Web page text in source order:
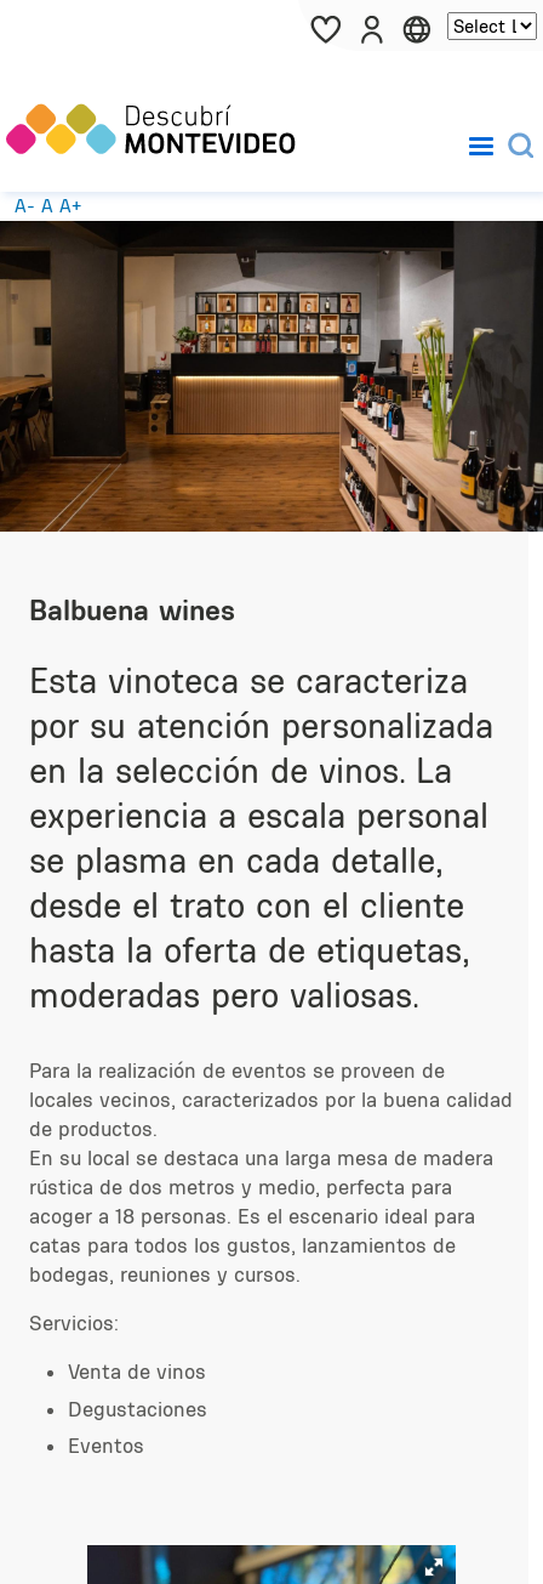
Pasar al contenido principal
A- A A+
Balbuena wines
Esta vinoteca se caracteriza
por su atención personalizada
en la selección de vinos. La
experiencia a escala personal
se plasma en cada detalle,
desde el trato con el cliente
hasta la oferta de etiquetas,
moderadas pero valiosas.
Para la realización de eventos se proveen de
locales vecinos, caracterizados por la buena calidad
de productos.
En su local se destaca una larga mesa de madera
rústica de dos metros y medio, perfecta para
acoger a 18 personas. Es el escenario ideal para
catas para todos los gustos, lanzamientos de
bodegas, reuniones y cursos.
Servicios:
Venta de vinos
Degustaciones
Eventos